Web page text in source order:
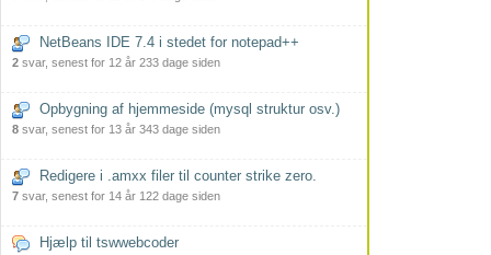
NetBeans IDE 7.4 i stedet for notepad++
2 svar, senest for 12 år 233 dage siden
Opbygning af hjemmeside (mysql struktur osv.)
8 svar, senest for 13 år 343 dage siden
Redigere i .amxx filer til counter strike zero.
7 svar, senest for 14 år 122 dage siden
Hjælp til tswwebcoder